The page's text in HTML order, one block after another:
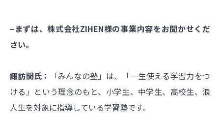
–まずは、株式会社ZIHEN様の事業内容をお聞かせくだ
さい。
諏訪間氏：
「みんなの塾」は、「一生使える学習力をつ
ける」という理念のもと、小学生、中学生、高校生、浪
人生を対象に指導している学習塾です。